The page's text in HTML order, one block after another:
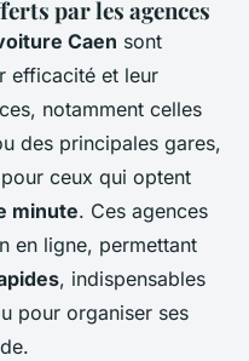
par les agences
Caen sont
efficacité et leur
notamment celles
des principales gares,
ceux qui optent
minute. Ces agences
en ligne, permettant
, indispensables
pour organiser ses